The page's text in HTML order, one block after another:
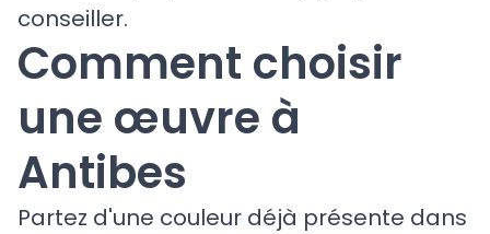
conseiller.
Comment choisir
une œuvre à
Antibes
Partez d'une couleur déjà présente dans